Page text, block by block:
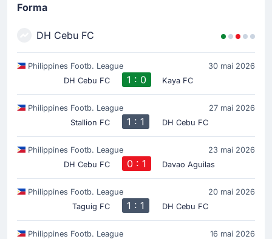
Forma
DH Cebu FC
Philippines Footb. League
30 mai 2026
DH Cebu FC
1 : 0 Kaya FC
Philippines Footb. League
27 mai 2026
Stallion FC
1 : 1 DH Cebu FC
Philippines Footb. League
23 mai 2026
DH Cebu FC
0 : 1 Davao Aguilas
Philippines Footb. League
20 mai 2026
Taguig FC
1 : 1 DH Cebu FC
Philippines Footb. League
16 mai 2026